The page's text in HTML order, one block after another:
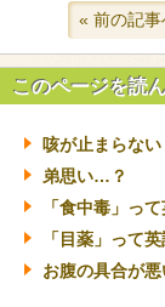
« 前の記事
このページを読
咳が止まらない
弟思い…？
「食中毒」っ
「目薬」って
お腹の具合が悪